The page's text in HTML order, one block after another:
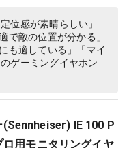
位感が素晴らしい」
で敵の位置が分かる」
も適している」「マイ
ゲーミングイヤホン
(Sennheiser) IE 100 P
ロ用モニタリングイヤ